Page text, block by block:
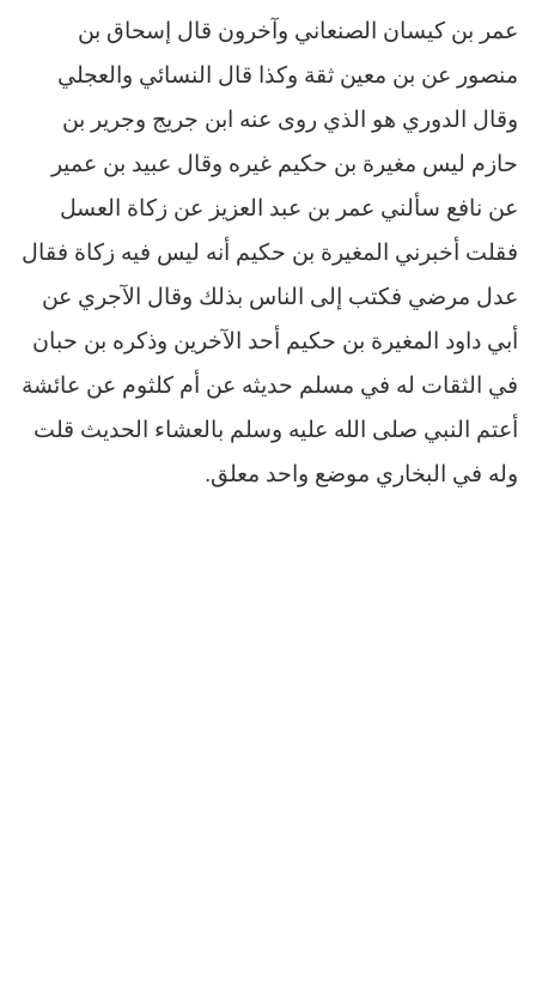
عمر بن كيسان الصنعاني وآخرون قال إسحاق بن
منصور عن بن معين ثقة وكذا قال النسائي والعجلي
وقال الدوري هو الذي روى عنه ابن جريج وجرير بن
حازم ليس مغيرة بن حكيم غيره وقال عبيد بن عمير
عن نافع سألني عمر بن عبد العزيز عن زكاة العسل
فقلت أخبرني المغيرة بن حكيم أنه ليس فيه زكاة فقال
عدل مرضي فكتب إلى الناس بذلك وقال الآجري عن
أبي داود المغيرة بن حكيم أحد الآخرين وذكره بن حبان
في الثقات له في مسلم حديثه عن أم كلثوم عن عائشة
أعتم النبي صلى الله عليه وسلم بالعشاء الحديث قلت
وله في البخاري موضع واحد معلق.